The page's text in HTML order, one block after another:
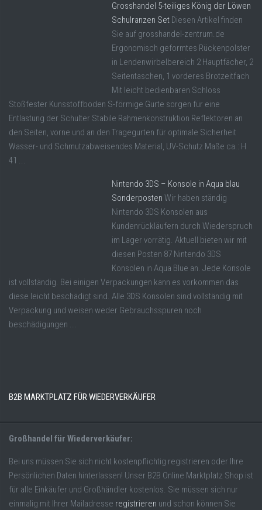
Grosshandel 5-teiliges König der Löwen
Schulranzen Set Diesen Artikel finden
Sie auf grosshandel-zentrum.de
Ergonomisch geformtes Rückenpolster
in Lendenwirbelbereich 2 Hauptfächer, 2
Seitentaschen, 1 vorderes Brotzeitfach
Mit leicht bedienbaren Schloss
Stoßfester Kunsstoffboden S-förmige Gurte sorgen für eine
Entlastung der Schulter Stabile Rahmenkonstruktion Reflektoren an
den Seiten, vorne und an den Tragegurten für optimale Sicherheit
Wasser- und Schmutzabweisendes Material, UV-Schutz Maße ca.: H
41 ...
Nintendo 3DS – Konsole in Aqua blau
Sonderposten Wir haben ständig
Nintendo 3DS Konsolen aus
Kundenrückläufern durch Wiederspruch
im Lager vorrätig. Aktuell bieten wir mit
diesen Posten 87 Nintendo 3DS
Konsolen in Aqua Blue an. Jede Konsole
ist vollständig. Bei einigen Verpackungen kann es vorkommen das
diese leicht beschädigt sind. Alle 3DS Konsolen sind vollständig mit
Verpackung und weisen weder Gebrauchsspuren noch
beschädigungen ...
B2B MARKTPLATZ FÜR WIEDERVERKÄUFER
Großhandel für Wiederverkäufer:
Bei uns müssen Sie sich nicht kostenpflichtig registrieren oder Ihre
Persönlichen Daten hinterlassen! Unser B2B Online Marktplatz Shop ist
für alle Einkäufer und Großhändler kostenlos. Sie müssen sich nur
einmalig mit Ihrer Mailadresse registrieren und schon können Sie